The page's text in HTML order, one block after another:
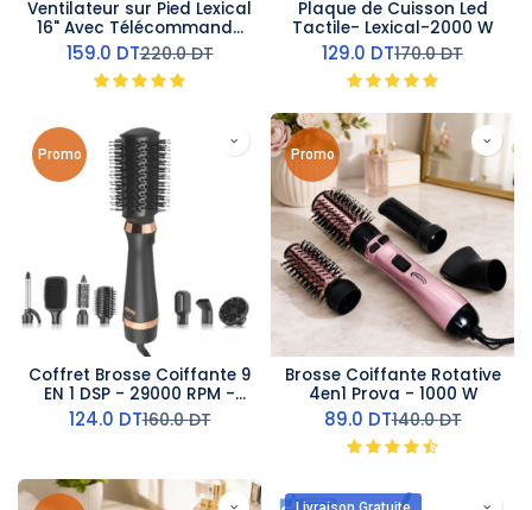
Ventilateur sur Pied Lexical
16" Avec Télécommande
60W Rose Gold
159.0 DT220.0DT
Plaque de Cuisson Led
Tactile- Lexical-2000 W
129.0 DT170.0DT
Promo
Coffret Brosse Coiffante 9
EN 1 DSP - 29000 RPM -
1200 W
124.0 DT160.0DT
Promo
Brosse Coiffante Rotative
4en1 Prova - 1000 W
89.0 DT140.0DT